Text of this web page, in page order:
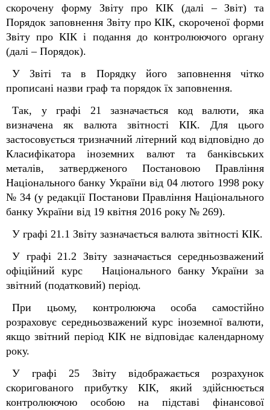
скорочену форму Звіту про КІК (далі – Звіт) та
Порядок заповнення Звіту про КІК, скороченої форми
Звіту про КІК і подання до контролюючого органу
(далі – Порядок).
У Звіті та в Порядку його заповнення чітко
прописані назви граф та порядок їх заповнення.
Так, у графі 21 зазначається код валюти, яка
визначена як валюта звітності КІК. Для цього
застосовується тризначний літерний код відповідно до
Класифікатора іноземних валют та банківських
металів, затвердженого Постановою Правління
Національного банку України від 04 лютого 1998 року
№ 34 (у редакції Постанови Правління Національного
банку України від 19 квітня 2016 року № 269).
У графі 21.1 Звіту зазначається валюта звітності КІК.
У графі 21.2 Звіту зазначається середньозважений
офіційний курс Національного банку України за
звітний (податковий) період.
При цьому, контролююча особа самостійно
розраховує середньозважений курс іноземної валюти,
якщо звітний період КІК не відповідає календарному
року.
У графі 25 Звіту відображається розрахунок
скоригованого прибутку КІК, який здійснюється
контролюючою особою на підставі фінансової